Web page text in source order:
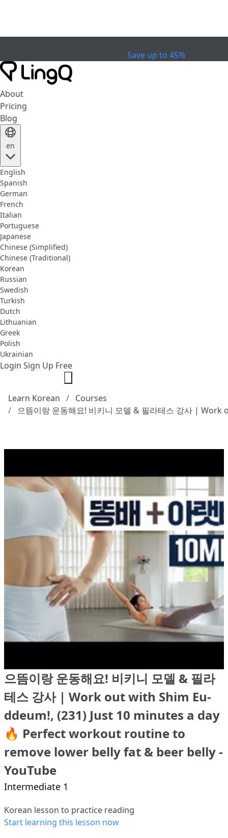
Save up to 45%
About
Pricing
Blog
en
English
Spanish
German
French
Italian
Portuguese
Japanese
Chinese (Simplified)
Chinese (Traditional)
Korean
Russian
Swedish
Turkish
Dutch
Lithuanian
Greek
Polish
Ukrainian
Login Sign Up Free
Learn Korean
Courses
으뜸이랑 운동해요! 비키니 모델 & 필라테스 강사 |
으뜸이랑 운동해요! 비키니 모델 & 필라
테스 강사 | Work out with Shim Eu-
ddeum!, (231) Just 10 minutes a day
🔥 Perfect workout routine to
remove lower belly fat & beer belly -
YouTube
Intermediate 1
Korean lesson to practice reading
Start learning this lesson now